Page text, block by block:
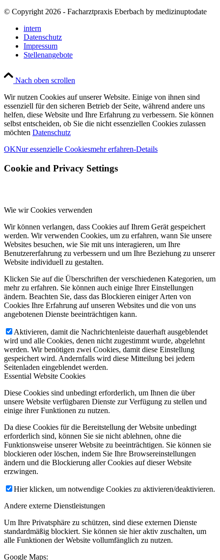
© Copyright 2026 - Facharztpraxis Eberbach by medizinuptodate
intern
Datenschutz
Impressum
Stellenangebote
Nach oben scrollen
Wir nutzen Cookies auf unserer Website. Einige von ihnen sind
essenziell für den sicheren Betrieb der Seite, während andere uns
helfen, diese Website und Ihre Erfahrung zu verbessern. Sie können
selbst entscheiden, ob Sie die nicht essenziellen Cookies zulassen
möchten Datenschutz
OKNur essenzielle Cookiesmehr erfahren-Details
Cookie and Privacy Settings
Wie wir Cookies verwenden
Wir können verlangen, dass Cookies auf Ihrem Gerät gespeichert
werden. Wir verwenden Cookies, um zu erfahren, wann Sie unsere
Websites besuchen, wie Sie mit uns interagieren, um Ihre
Benutzererfahrung zu verbessern und um Ihre Beziehung zu unserer
Website individuell zu gestalten.
Klicken Sie auf die Überschriften der verschiedenen Kategorien, um
mehr zu erfahren. Sie können auch einige Ihrer Einstellungen
ändern. Beachten Sie, dass das Blockieren einiger Arten von
Cookies Ihre Erfahrung auf unseren Websites und die von uns
angebotenen Dienste beeinträchtigen kann.
Aktivieren, damit die Nachrichtenleiste dauerhaft ausgeblendet
wird und alle Cookies, denen nicht zugestimmt wurde, abgelehnt
werden. Wir benötigen zwei Cookies, damit diese Einstellung
gespeichert wird. Andernfalls wird diese Mitteilung bei jedem
Seitenladen eingeblendet werden.
Essential Website Cookies
Diese Cookies sind unbedingt erforderlich, um Ihnen die über
unsere Website verfügbaren Dienste zur Verfügung zu stellen und
einige ihrer Funktionen zu nutzen.
Da diese Cookies für die Bereitstellung der Website unbedingt
erforderlich sind, können Sie sie nicht ablehnen, ohne die
Funktionsweise unserer Website zu beeinträchtigen. Sie können sie
blockieren oder löschen, indem Sie Ihre Browsereinstellungen
ändern und die Blockierung aller Cookies auf dieser Website
erzwingen.
Hier klicken, um notwendige Cookies zu aktivieren/deaktivieren.
Andere externe Dienstleistungen
Um Ihre Privatsphäre zu schützen, sind diese externen Dienste
standardmäßig blockiert. Sie können sie hier aktiv zuschalten, um
alle Funktionen der Website vollumfänglich zu nutzen.
Google Maps: